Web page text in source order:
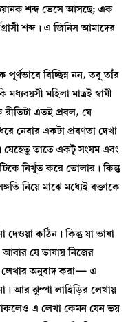
শব্দ ভেসে আসছে; এক
শব্দ। এ জিনিস আমাদের
বিচ্ছিন্ন নন, তবু তাঁর
মহিলা মাত্রই স্বামী
রীতিটা এতই প্রবল, যে
নেবার একটা প্রবণতা দেখা
যেহেতু তাতে একটু সংযম এবং
নিখুঁত করে তোলার। কিন্তু
নিয়ে মাঝে মধ্যেই বক্তাকে
কঠিন। কিন্তু যা ভাষা
যে ভাষায় নিজের
লেখার অনুবাদ করা— এ
আর ঝুম্পা লাহিড়ির লেখায়
এ লেখা কেমন যেন ভয়